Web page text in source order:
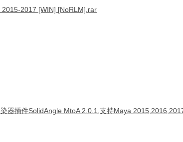
2015-2017 [WIN] [NoRLM].rar